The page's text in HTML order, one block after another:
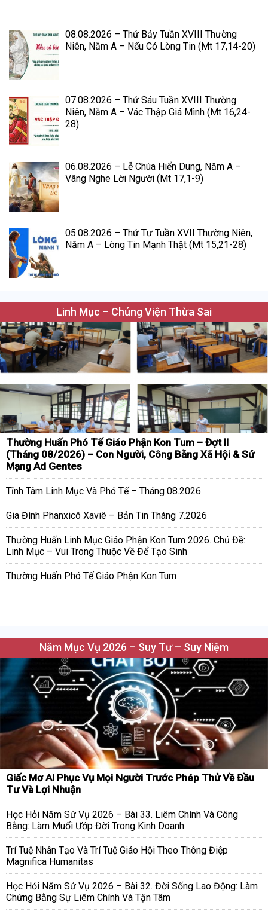
08.08.2026 – Thứ Bảy Tuần XVIII Thường
Niên, Năm A – Nếu Có Lòng Tin (Mt 17,14-20)
07.08.2026 – Thứ Sáu Tuần XVIII Thường
Niên, Năm A – Vác Thập Giá Mình (Mt 16,24-
28)
06.08.2026 – Lễ Chúa Hiển Dung, Năm A –
Vâng Nghe Lời Người (Mt 17,1-9)
05.08.2026 – Thứ Tư Tuần XVII Thường Niên,
Năm A – Lòng Tin Mạnh Thật (Mt 15,21-28)
Linh Mục – Chủng Viện Thừa Sai
Thường Huấn Phó Tế Giáo Phận Kon Tum – Đợt II
(Tháng 08/2026) – Con Người, Công Bằng Xã Hội & Sứ
Mạng Ad Gentes
Tĩnh Tâm Linh Mục Và Phó Tế – Tháng 08.2026
Gia Đình Phanxicô Xaviê – Bản Tin Tháng 7.2026
Thường Huấn Linh Mục Giáo Phận Kon Tum 2026. Chủ Đề:
Linh Mục – Vui Trong Thuộc Về Để Tạo Sinh
Thường Huấn Phó Tế Giáo Phận Kon Tum
Năm Mục Vụ 2026 – Suy Tư – Suy Niệm
Giấc Mơ AI Phục Vụ Mọi Người Trước Phép Thử Về Đầu
Tư Và Lợi Nhuận
Học Hỏi Năm Sứ Vụ 2026 – Bài 33. Liêm Chính Và Công
Bằng: Làm Muối Ướp Đời Trong Kinh Doanh
Trí Tuệ Nhân Tạo Và Trí Tuệ Giáo Hội Theo Thông Điệp
Magnifica Humanitas
Học Hỏi Năm Sứ Vụ 2026 – Bài 32. Đời Sống Lao Động: Làm
Chứng Bằng Sự Liêm Chính Và Tận Tâm